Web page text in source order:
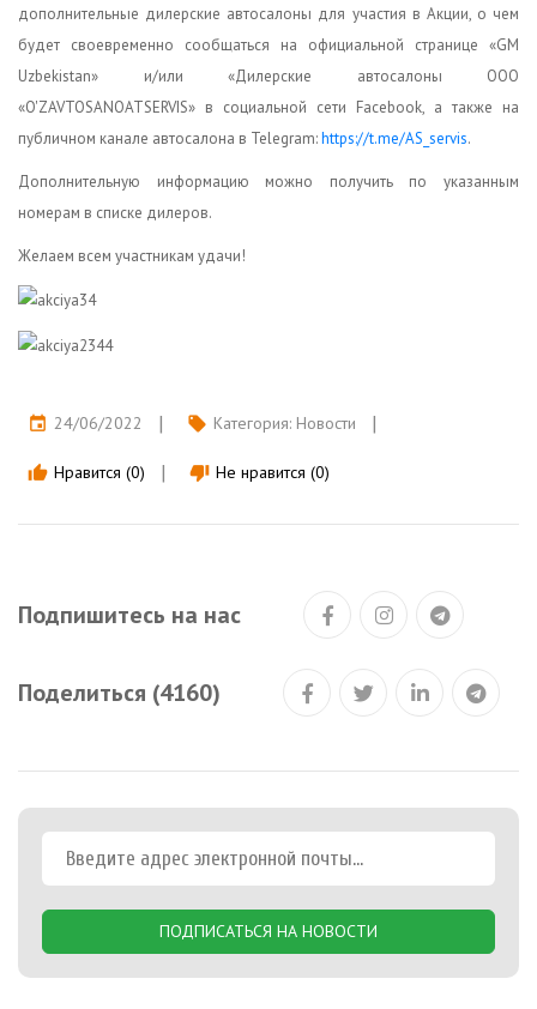
дополнительные дилерские автосалоны для участия в Акции, о чем
будет своевременно сообщаться на официальной странице «GM
Uzbekistan» и/или «Дилерские автосалоны ООО
«O'ZAVTOSANOATSERVIS» в социальной сети Facebook, а также на
публичном канале автосалона в Telegram:https://t.me/AS_servis.
Дополнительную информацию можно получить по указанным
номерам в списке дилеров.
Желаем всем участникам удачи!
event 24/06/2022 local_offer Категория: Новости
thumb_up Нравится (0) thumb_down Не нравится (0)
Подпишитесь на нас
Поделиться (4160)
ПОДПИСАТЬСЯ НА НОВОСТИ